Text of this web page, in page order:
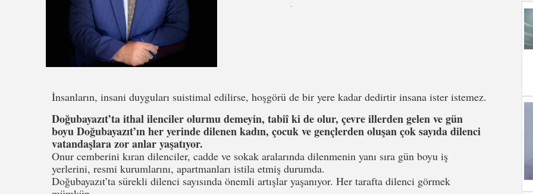
İnsanların, insani duyguları suistimal edilirse, hoşgörü de bir yere kadar dedirtir insana ister istemez.
Doğubayazıt’ta ithal ilenciler olurmu demeyin, tabiî ki de olur, çevre illerden gelen ve gün
boyu Doğubayazıt’ın her yerinde dilenen kadın, çocuk ve gençlerden oluşan çok sayıda dilenci
vatandaşlara zor anlar yaşatıyor.
Onur cemberini kıran dilenciler, cadde ve sokak aralarında dilenmenin yanı sıra gün boyu iş
yerlerini, resmi kurumlarını, apartmanları istila etmiş durumda.
Doğubayazıt’ta sürekli dilenci sayısında önemli artışlar yaşanıyor. Her tarafta dilenci görmek